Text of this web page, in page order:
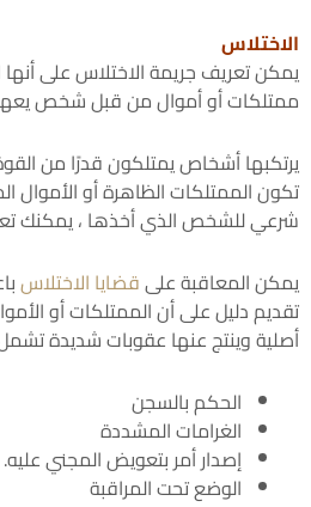
الاختلاس
يمكن تعريف جريمة الاختلاس على أنها
ممتلكات أو أموال من قبل شخص
يرتكبها أشخاص يمتلكون قدرًا من
تكون الممتلكات الظاهرة أو
شرعي للشخص الذي أخذها ، يمكنك
يمكن المعاقبة علىقضايا الاختلاس
تقديم دليل على أن الممتلكات أو
أصلية وينتج عنها عقوبات شديدة
الحكم بالسجن
الغرامات المشددة
إصدار أمر بتعويض المجني عليه.
الوضع تحت المراقبة